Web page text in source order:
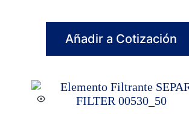
Añadir a Cotización